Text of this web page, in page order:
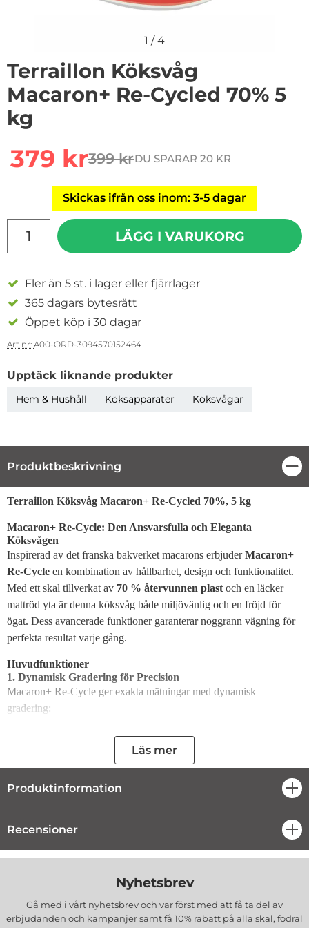
1 /4
Terraillon Köksvåg
Macaron+ Re-Cycled 70% 5
kg
rea pris
379 krtidigare pris
399 krDU SPARAR 20 KR
Skickas ifrån oss inom: 3-5 dagar
LÄGG I VARUKORG
Fler än 5 st. i lager eller fjärrlager
365 dagars bytesrätt
Öppet köp i 30 dagar
Art nr: A00-ORD-3094570152464
Upptäck liknande produkter
Hem & Hushåll Köksapparater Köksvågar
Produktbeskrivning
Produktbeskrivning
Terraillon Köksvåg Macaron+ Re-Cycled 70%, 5 kg
Macaron+ Re-Cycle: Den Ansvarsfulla och Eleganta
Köksvågen
Inspirerad av det franska bakverket macarons erbjuderMacaron+
Re-Cycle en kombination av hållbarhet, design och funktionalitet.
Med ett skal tillverkat av 70 % återvunnen plast och en läcker
mattröd yta är denna köksvåg både miljövänlig och en fröjd för
ögat. Dess avancerade funktioner garanterar noggrann vägning för
perfekta resultat varje gång.
Huvudfunktioner
1. Dynamisk Gradering för Precision
Macaron+ Re-Cycle ger exakta mätningar med dynamisk
gradering:
för vikter mellan 3 g och 1000 g.
för vikter mellan 1001 g och 5000 g.
Perfekt för att noggrant dosera ingredienser vid bakning och
2. ADD'N Weigh-funktion
3. Vätskemätning
torra och våta ingredienser i samma skål, vilket sparar tid och
4. Anpassningsbar Automatisk Avstängning
Läs mer
Produktinformation
Recensioner
Nyhetsbrev
Gå med i vårt nyhetsbrev och var först med att få ta del av
erbjudanden och kampanjer samt få 10% rabatt på alla skal, fodral